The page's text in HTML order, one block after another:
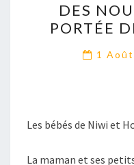
DES
PORTÉE
1
Les bébés de Niwi et
La maman et ses